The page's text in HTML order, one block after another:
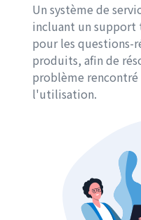
Un système de
incluant un support
pour les questions-
produits, afin de
problème rencontré
l'utilisation.